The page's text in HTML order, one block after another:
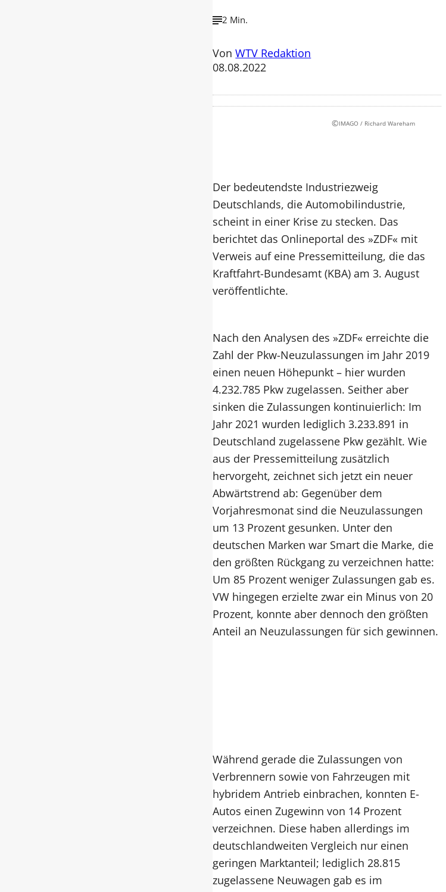
2 Min.
VonWTV Redaktion
08.08.2022
©IMAGO / Richard Wareham
Der bedeutendste Industriezweig
Deutschlands, die Automobilindustrie,
scheint in einer Krise zu stecken. Das
berichtet das Onlineportal des »ZDF« mit
Verweis auf eine Pressemitteilung, die das
Kraftfahrt-Bundesamt (KBA) am 3. August
veröffentlichte.
Nach den Analysen des »ZDF« erreichte die
Zahl der Pkw-Neuzulassungen im Jahr 2019
einen neuen Höhepunkt – hier wurden
4.232.785 Pkw zugelassen. Seither aber
sinken die Zulassungen kontinuierlich: Im
Jahr 2021 wurden lediglich 3.233.891 in
Deutschland zugelassene Pkw gezählt. Wie
aus der Pressemitteilung zusätzlich
hervorgeht, zeichnet sich jetzt ein neuer
Abwärtstrend ab: Gegenüber dem
Vorjahresmonat sind die Neuzulassungen
um 13 Prozent gesunken. Unter den
deutschen Marken war Smart die Marke, die
den größten Rückgang zu verzeichnen hatte:
Um 85 Prozent weniger Zulassungen gab es.
VW hingegen erzielte zwar ein Minus von 20
Prozent, konnte aber dennoch den größten
Anteil an Neuzulassungen für sich gewinnen.
Während gerade die Zulassungen von
Verbrennern sowie von Fahrzeugen mit
hybridem Antrieb einbrachen, konnten E-
Autos einen Zugewinn von 14 Prozent
verzeichnen. Diese haben allerdings im
deutschlandweiten Vergleich nur einen
geringen Marktanteil; lediglich 28.815
zugelassene Neuwagen gab es im